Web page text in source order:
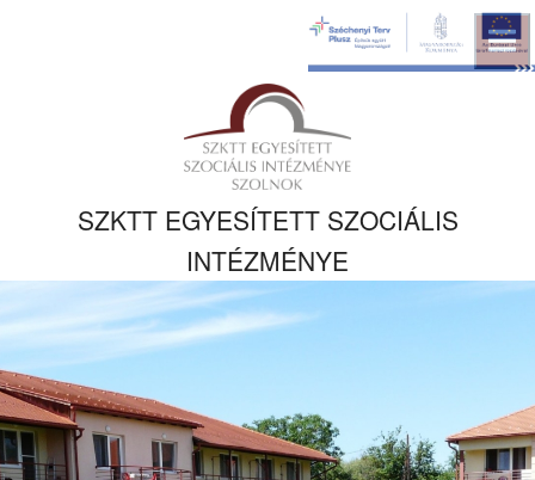
Kezdőlapra
ugrás
SZKTT EGYESÍTETT SZOCIÁLIS
INTÉZMÉNYE